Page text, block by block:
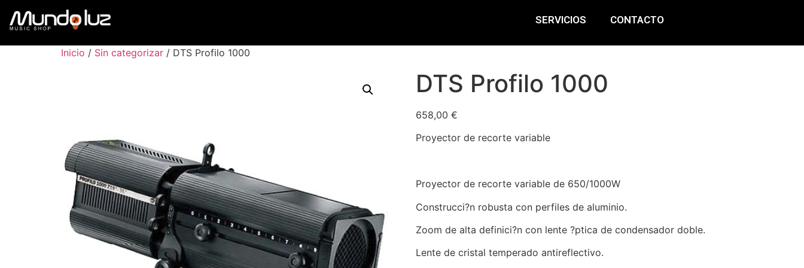
SERVICIOS CONTACTO
Inicio / Sin categorizar / DTS Profilo 1000
DTS Profilo 1000
658,00 €
Proyector de recorte variable
Proyector de recorte variable de 650/1000W
Construcci?n robusta con perfiles de aluminio.
Zoom de alta definici?n con lente ?ptica de condensador doble.
Lente de cristal temperado antireflectivo.